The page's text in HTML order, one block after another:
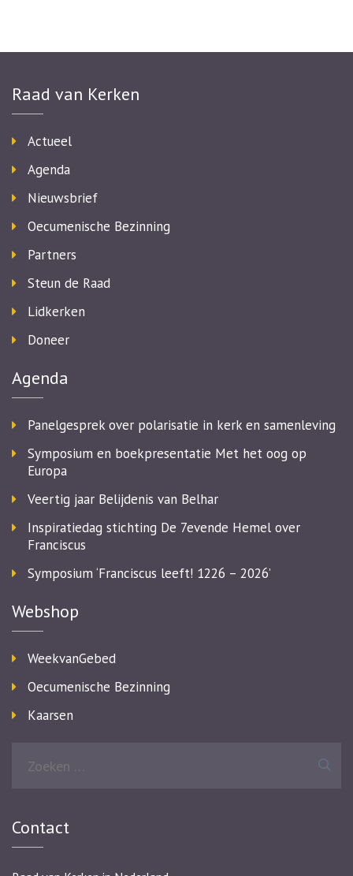
Raad van Kerken
Actueel
Agenda
Nieuwsbrief
Oecumenische Bezinning
Partners
Steun de Raad
Lidkerken
Doneer
Agenda
Panelgesprek over polarisatie in kerk en samenleving
Symposium en boekpresentatie Met het oog op
Europa
Veertig jaar Belijdenis van Belhar
Inspiratiedag stichting De 7evende Hemel over
Franciscus
Symposium ‘Franciscus leeft! 1226 – 2026’
Webshop
WeekvanGebed
Oecumenische Bezinning
Kaarsen
Contact